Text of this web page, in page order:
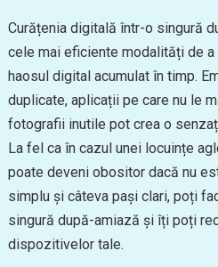
Curățenia digitală într-o singură
cele mai eficiente modalități de
haosul digital acumulat în timp.
duplicate, aplicații pe care nu le
fotografii inutile pot crea o
La fel ca în cazul unei locuințe
poate deveni obositor dacă nu
simplu și câteva pași clari, poți
singură după-amiază și îți poți
dispozitivelor tale.